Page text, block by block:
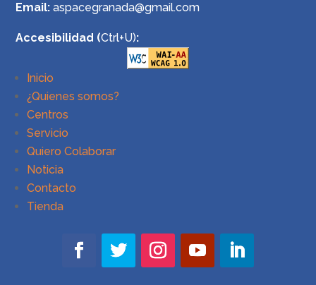
Email: aspacegranada@gmail.com
Accesibilidad (Ctrl+U):
Inicio
¿Quienes somos?
Centros
Servicio
Quiero Colaborar
Noticia
Contacto
Tienda